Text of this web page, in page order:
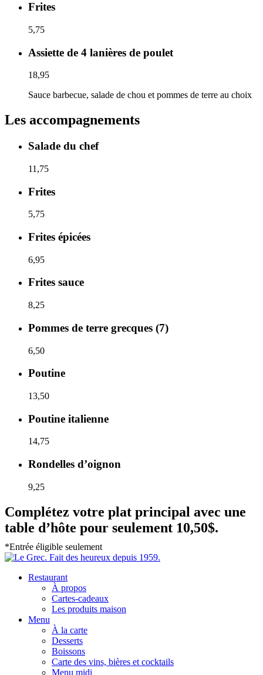
Frites
5,75
Assiette de 4 lanières de poulet
18,95
Sauce barbecue, salade de chou et pommes de terre au choix
Les accompagnements
Salade du chef
11,75
Frites
5,75
Frites épicées
6,95
Frites sauce
8,25
Pommes de terre grecques (7)
6,50
Poutine
13,50
Poutine italienne
14,75
Rondelles d’oignon
9,25
Complétez votre plat principal avec une
table d’hôte pour seulement 10,50$.
*Entrée éligible seulement
Restaurant
À propos
Cartes-cadeaux
Les produits maison
Menu
À la carte
Desserts
Boissons
Carte des vins, bières et cocktails
Menu midi